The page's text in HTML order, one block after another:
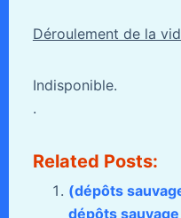
Déroulement de la
Indisponible.
.
Related Posts:
(dépôts
dépôts